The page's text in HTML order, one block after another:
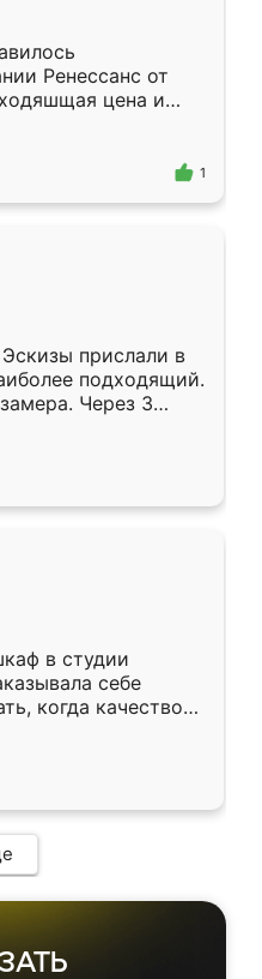
Ренессанс от
цена и
Приехавший
самый
1
прислали в
подходящий.
Через 3
Остались
Ренессанс
работу!
в студии
себе
когда качеством
кухня уже почти